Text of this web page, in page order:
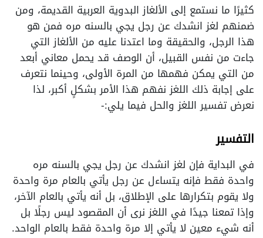
كثيرًا ما نستمع إلى الألغاز البدوية العربية القديمة، ومن
ضمنهم لغز انشدك عن رجل يجي بالسنه مره فمن هو
هذا الرجل، والحقيقة وما اعتدنا عليه من الألغاز التي
جاءت من نفس القبيل، أن الوصف قد يحمل معاني أبعد
من التي يمكن فهمها من المرة الأولى، وحينما نتعرف
على إجابة ذلك اللغز نفهم هذا الأمر بشكلٍ أكبر، لذا
نعرض تفسير اللغز والحل فيما يلي:-
التفسير
في البداية فإن لغز انشدك عن رجل يجي بالسنه مره
واحدة فقط فإنه يتساءل عن رجل يأتي بالعام مرة واحدة
ولا يقوم بتكرارها على الإطلاق، بل أنه يأتي بالعام الآخر،
وإذا تمعنا جيدًا في اللغز نرى أن المقصود ليس رجلًا بل
أنه شيء معين لا يأتي إلا مرة واحدة فقط بالعام الواحد.